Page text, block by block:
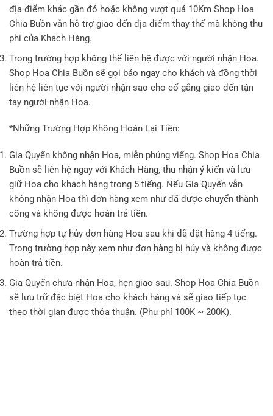
địa điểm khác gần đó hoặc không vượt quá 10Km Shop Hoa
Chia Buồn vẫn hỗ trợ giao đến địa điểm thay thế mà không thu
phí của Khách Hàng.
Trong trường hợp không thể liên hệ được với người nhận Hoa.
Shop Hoa Chia Buồn sẽ gọi báo ngay cho khách và đồng thời
liên hệ liên tục với người nhận sao cho cố gắng giao đến tận
tay người nhận Hoa.
*Những Trường Hợp Không Hoàn Lại Tiền:
Gia Quyến không nhận Hoa, miễn phúng viếng. Shop Hoa Chia
Buồn sẽ liên hệ ngay với Khách Hàng, thu nhận ý kiến và lưu
giữ Hoa cho khách hàng trong 5 tiếng. Nếu Gia Quyến vẫn
không nhận Hoa thì đơn hàng xem như đã được chuyển thành
công và không được hoàn trả tiền.
Trường hợp tự hủy đơn hàng Hoa sau khi đã đặt hàng 4 tiếng.
Trong trường hợp này xem như đơn hàng bị hủy và không được
hoàn trả tiền.
Gia Quyến chưa nhận Hoa, hẹn giao sau. Shop Hoa Chia Buồn
sẽ lưu trữ đặc biệt Hoa cho khách hàng và sẽ giao tiếp tục
theo thời gian được thỏa thuận. (Phụ phí 100K ~ 200K).